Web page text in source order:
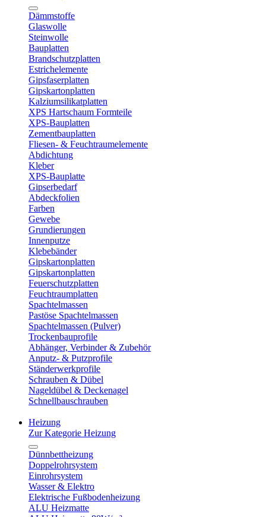
Dämmstoffe
Glaswolle
Steinwolle
Bauplatten
Brandschutzplatten
Estrichelemente
Gipsfaserplatten
Gipskartonplatten
Kalziumsilikatplatten
XPS Hartschaum Formteile
XPS-Bauplatten
Zementbauplatten
Fliesen- & Feuchtraumelemente
Abdichtung
Kleber
XPS-Bauplatte
Gipserbedarf
Abdeckfolien
Farben
Gewebe
Grundierungen
Innenputze
Klebebänder
Gipskartonplatten
Gipskartonplatten
Feuerschutzplatten
Feuchtraumplatten
Spachtelmassen
Pastöse Spachtelmassen
Spachtelmassen (Pulver)
Trockenbauprofile
Abhänger, Verbinder & Zubehör
Anputz- & Putzprofile
Ständerwerkprofile
Schrauben & Dübel
Nageldübel & Deckenagel
Schnellbauschrauben
Heizung
Zur Kategorie Heizung
Dünnbettheizung
Doppelrohrsystem
Einrohrsystem
Wasser & Elektro
Elektrische Fußbodenheizung
ALU Heizmatte